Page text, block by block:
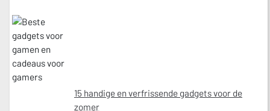
15 handige en verfrissende gadgets voor de
zomer